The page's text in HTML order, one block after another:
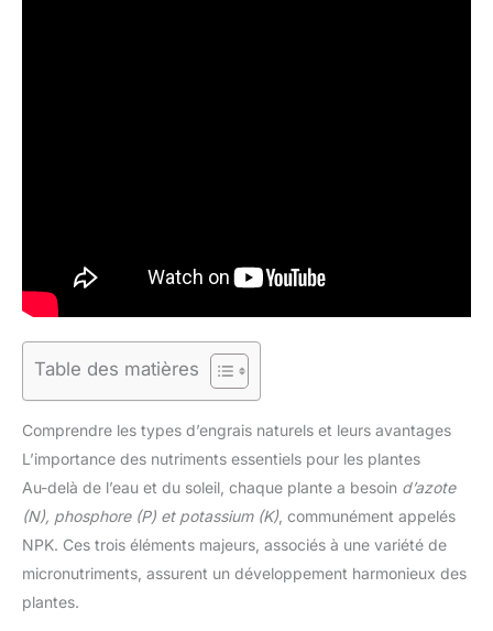
Table des matières
Comprendre les types d’engrais naturels et leurs avantages
L’importance des nutriments essentiels pour les plantes
Au-delà de l’eau et du soleil, chaque plante a besoin d’azote
(N), phosphore (P) et potassium (K) , communément appelés
NPK. Ces trois éléments majeurs, associés à une variété de
micronutriments, assurent un développement harmonieux des
plantes.